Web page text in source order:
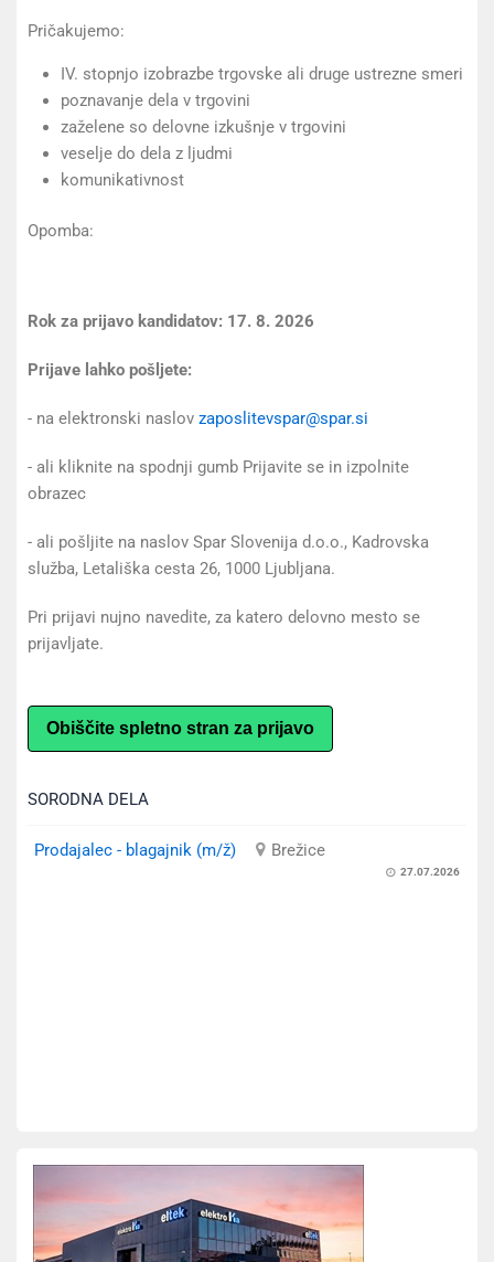
Pričakujemo:
IV. stopnjo izobrazbe trgovske ali druge ustrezne smeri
poznavanje dela v trgovini
zaželene so delovne izkušnje v trgovini
veselje do dela z ljudmi
komunikativnost
Opomba:
Rok za prijavo kandidatov: 17. 8. 2026
Prijave lahko pošljete:
- na elektronski naslov zaposlitevspar@spar.si
- ali kliknite na spodnji gumb Prijavite se in izpolnite
obrazec
- ali pošljite na naslov Spar Slovenija d.o.o., Kadrovska
služba, Letališka cesta 26, 1000 Ljubljana.
Pri prijavi nujno navedite, za katero delovno mesto se
prijavljate.
Obiščite spletno stran za prijavo
SORODNA DELA
Prodajalec - blagajnik (m/ž) Brežice
27.07.2026